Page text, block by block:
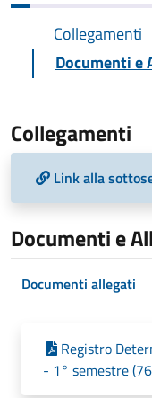
Collegamenti
Documenti e
Collegamenti
Link alla
Documenti e
Documenti allegati
Registro
- 1° semestre